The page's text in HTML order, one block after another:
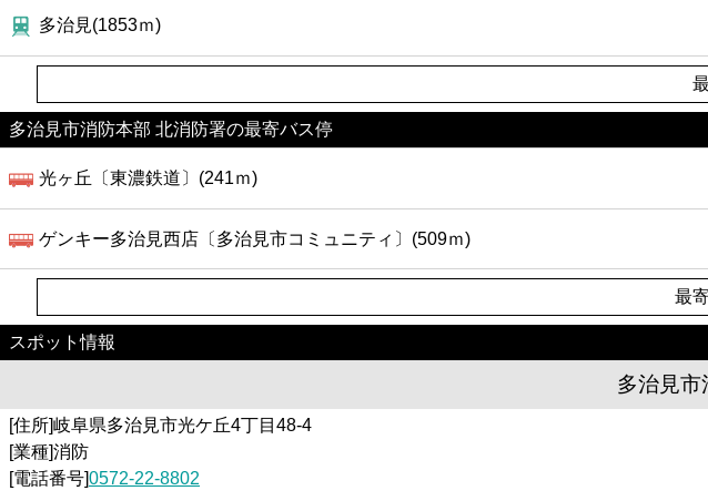
多治見(1853ｍ)
多治見市消防本部 北消防署の最寄バス停
光ヶ丘〔東濃鉄道〕(241ｍ)
ゲンキー多治見西店〔多治見市コミュニティ〕(509ｍ)
最
スポット情報
多治見市
[住所]岐阜県多治見市光ケ丘4丁目48-4
[業種]消防
[電話番号]0572-22-8802